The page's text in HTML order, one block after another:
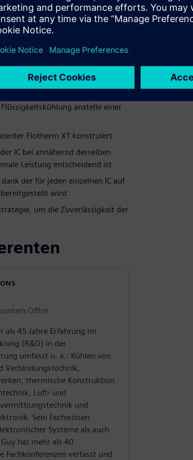
der Firma Electronics
von Cerebras daran
Elektronik für den größten
Zu den behandelten
anstelle einer
Flotherm XT konstruiert
IC bei annähernd derselben
Leistung entscheidend ist
der für jeden einzelnen IC auf
wird
um die Zuverlässigkeit der
Office
als 45 Jahre Erfahrung im
(R&D) in der
umfasst u. a.: Kühlen von
Verbindungstechnik,
thermische Konstruktion
Luft- und
und
Sein Fachwissen
Systeme als auch
hat mehr als 40
verfasst und